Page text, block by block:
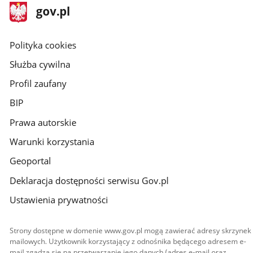
stopka
gov.pl
Strona
gov.pl
gov.pl
Polityka cookies
Służba cywilna
Profil zaufany
BIP
Prawa autorskie
Warunki korzystania
Geoportal
Deklaracja dostępności serwisu Gov.pl
Ustawienia prywatności
Strony dostępne w domenie www.gov.pl mogą zawierać adresy skrzynek
mailowych. Użytkownik korzystający z odnośnika będącego adresem e-